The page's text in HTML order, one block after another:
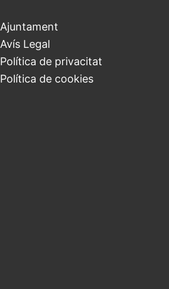
Ajuntament
Avís Legal
Política de privacitat
Política de cookies